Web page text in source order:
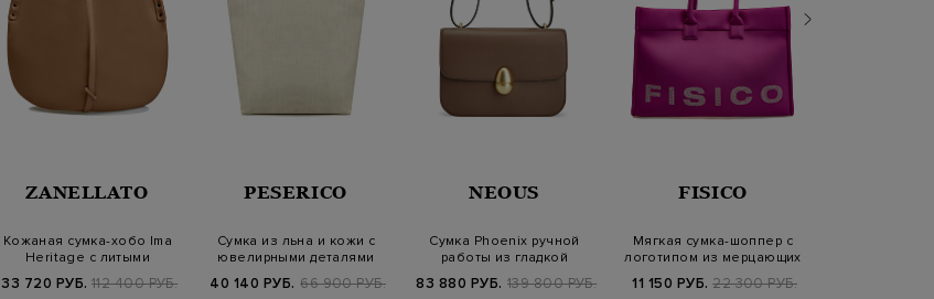
ZANELLATO
Кожаная сумка-хобо Ima
Heritage с литыми
33 720 РУБ. 112 400 РУБ.
PESERICO
Сумка из льна и кожи с
ювелирными деталями
40 140 РУБ. 66 900 РУБ.
NEOUS
Сумка Phoenix ручной
работы из гладкой
83 880 РУБ. 139 800 РУБ.
FISICO
Мягкая сумка-шоппер с
логотипом из мерцающих
11 150 РУБ. 22 300 РУБ.